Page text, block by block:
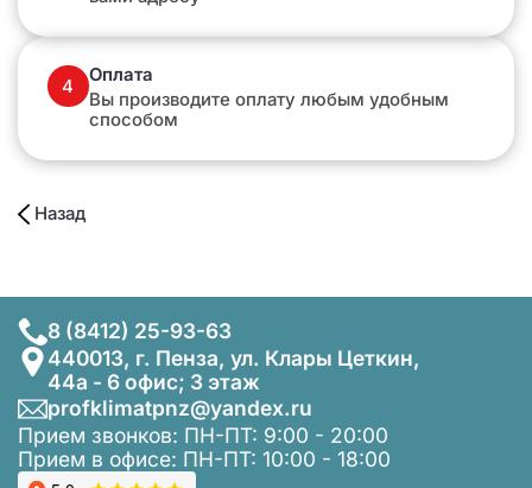
4
Оплата
Вы производите оплату любым удобным
способом
Назад
8 (8412) 25-93-63
440013, г. Пенза, ул. Клары Цеткин,
44а - 6 офис; 3 этаж
profklimatpnz@yandex.ru
Прием звонков: ПН-ПТ: 9:00 - 20:00
Прием в офисе: ПН-ПТ: 10:00 - 18:00